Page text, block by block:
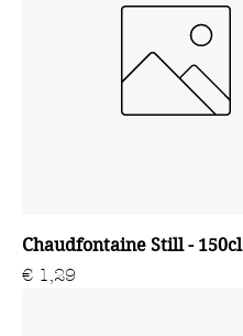
Chaudfontaine Still - 150cl
Prijs
€ 1,29